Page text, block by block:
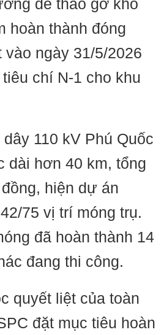
để tháo gỡ khó
hoàn thành đóng
vào ngày 31/5/2026
chí N-1 cho khu
110 kV Phú Quốc
dài hơn 40 km, tổng
hiện dự án
75 vị trí móng trụ.
đã hoàn thành 14
đang thi công.
quyết liệt của toàn
đặt mục tiêu hoàn